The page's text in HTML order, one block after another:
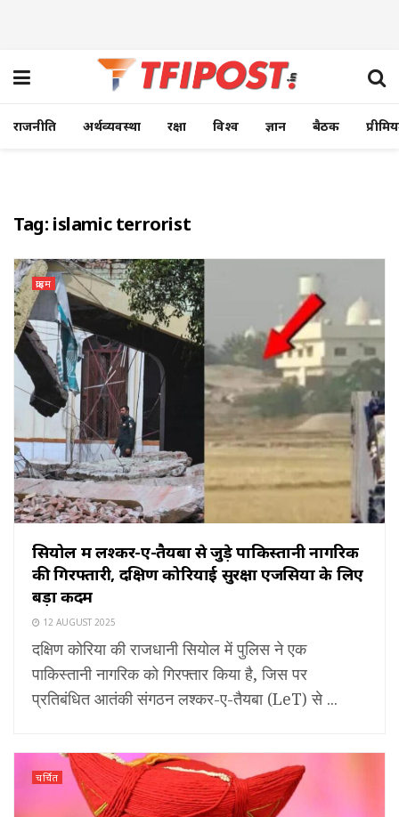
राजनीति अर्थव्यवस्था रक्षा विश्व ज्ञान बैठक
Tag: islamic terrorist
क्राइम
सियोल में लश्कर-ए-तैयबा से जुड़े पाकिस्तानी नागरिक
की गिरफ्तारी, दक्षिण कोरियाई सुरक्षा एजेंसियों के लिए
बड़ा कदम
12 AUGUST 2025
दक्षिण कोरिया की राजधानी सियोल में पुलिस ने एक
पाकिस्तानी नागरिक को गिरफ्तार किया है, जिस पर
प्रतिबंधित आतंकी संगठन लश्कर-ए-तैयबा (LeT) से ...
चर्चित